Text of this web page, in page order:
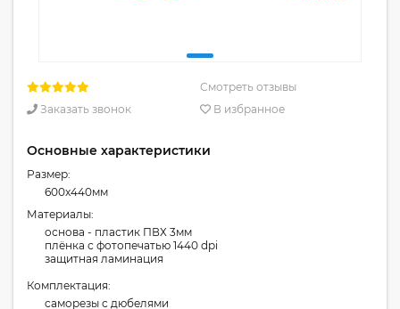
Смотреть отзывы
Заказать звонок
В избранное
Основные характеристики
Размер:
600x440мм
Материалы:
основа - пластик ПВХ 3мм
плёнка с фотопечатью 1440 dpi
защитная ламинация
Комплектация:
cаморезы с дюбелями